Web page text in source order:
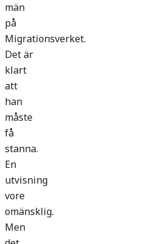
män
på
Migrationsverket.
Det är
klart
att
han
måste
få
stanna.
En
utvisning
vore
omänsklig.
Men